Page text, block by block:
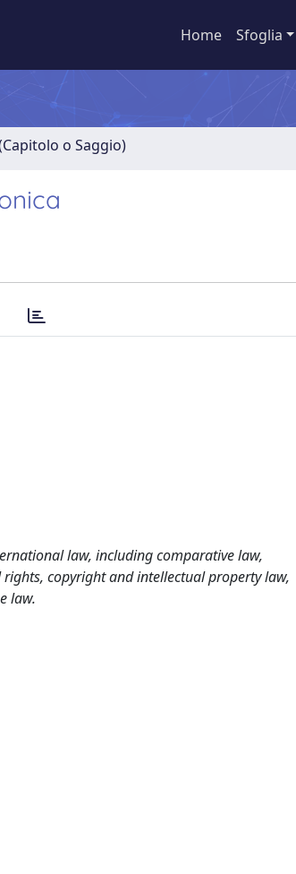
Home Sfoglia
o Saggio)
law, including comparative law,
copyright and intellectual property law,
law.